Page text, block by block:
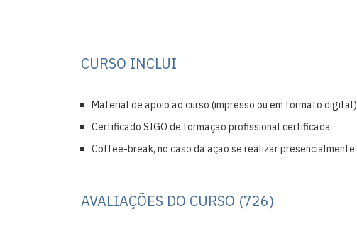
CURSO INCLUI
Material de apoio ao curso (impresso ou em formato digital)
Certificado SIGO de formação profissional certificada
Coffee-break, no caso da ação se realizar presencialmente
AVALIAÇÕES DO CURSO (726)